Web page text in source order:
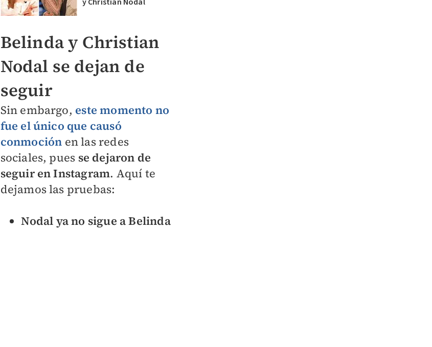
y Christian Nodal
Belinda y Christian
Nodal se dejan de
seguir
Sin embargo, este momento no
fue el único que causó
conmoción en las redes
sociales, pues se dejaron de
seguir en Instagram. Aquí te
dejamos las pruebas:
Nodal ya no sigue a Belinda